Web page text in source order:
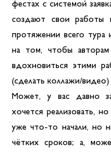
фестах с системой
создают свои работы
протяжении всего тура
на том, чтобы
вдохновиться этими
(сделать коллажи/видео)
Может, у вас давно
хочется реализовать,
уже что-то начали, но
чётких сроков; а,